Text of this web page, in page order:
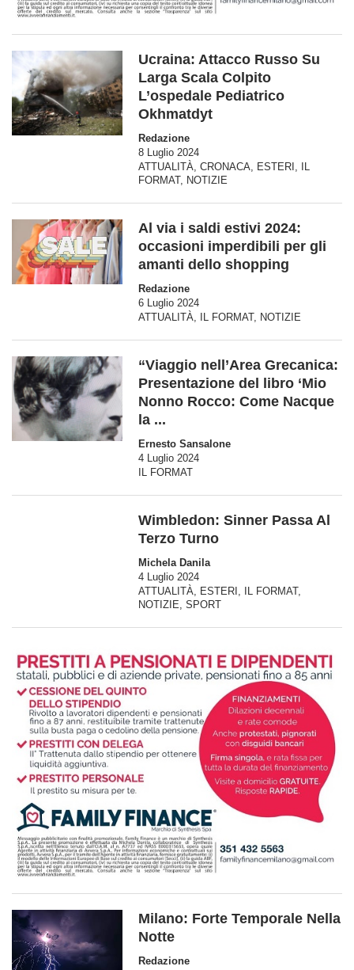
Ucraina: Attacco Russo Su
Larga Scala Colpito
L’ospedale Pediatrico
Okhmatdyt
Redazione
8 Luglio 2024
ATTUALITÀ, CRONACA, ESTERI ,
IL
FORMAT, NOTIZIE
Al via i saldi estivi 2024:
occasioni imperdibili per gli
amanti dello shopping
Redazione
6 Luglio 2024
ATTUALITÀ, IL FORMAT, NOTIZIE
“Viaggio nell’Area Grecanica:
Presentazione del libro ‘Mio
Nonno Rocco: Come Nacque
la ...
Ernesto Sansalone
4 Luglio 2024
IL FORMAT
Wimbledon: Sinner Passa Al
Terzo Turno
Michela Danila
4 Luglio 2024
ATTUALITÀ, ESTERI , IL FORMAT,
NOTIZIE, SPORT
Milano: Forte Temporale Nella
Notte
Redazione